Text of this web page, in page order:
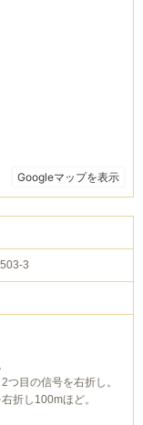
3
つ目の信号を右折し。
折し100mほど。